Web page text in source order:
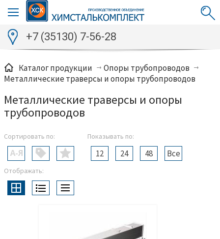
+7 (35130) 7-56-28
Каталог продукции
Опоры трубопроводов
Металлические траверсы и опоры трубопроводов
Металлические траверсы и опоры
трубопроводов
Сортировать по: Показывать по:
12 24 48 Все
Отображать: